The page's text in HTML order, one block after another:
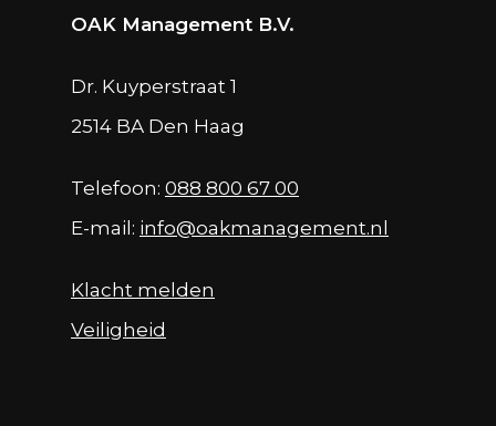
OAK Management B.V.
Dr. Kuyperstraat 1
2514 BA Den Haag
Telefoon: 088 800 67 00
E-mail: info@oakmanagement.nl
Klacht melden
Veiligheid